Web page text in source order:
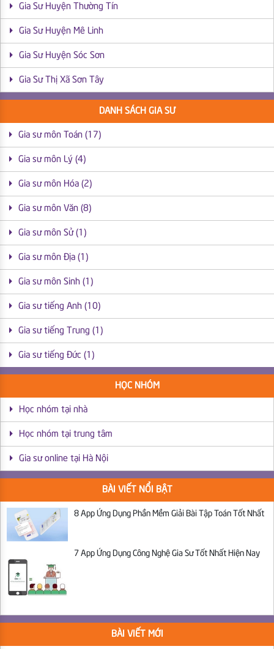
Gia Sư Huyện Thường Tín
Gia Sư Huyện Mê Linh
Gia Sư Huyện Sóc Sơn
Gia Sư Thị Xã Sơn Tây
DANH SÁCH GIA SƯ
Gia sư môn Toán (17)
Gia sư môn Lý (4)
Gia sư môn Hóa (2)
Gia sư môn Văn (8)
Gia sư môn Sử (1)
Gia sư môn Địa (1)
Gia sư môn Sinh (1)
Gia sư tiếng Anh (10)
Gia sư tiếng Trung (1)
Gia sư tiếng Đức (1)
HỌC NHÓM
Học nhóm tại nhà
Học nhóm tại trung tâm
Gia sư online tại Hà Nội
BÀI VIẾT NỔI BẬT
8 App Ứng Dụng Phần Mềm Giải Bài Tập Toán Tốt Nhất
7 App Ứng Dụng Công Nghệ Gia Sư Tốt Nhất Hiện Nay
BÀI VIẾT MỚI